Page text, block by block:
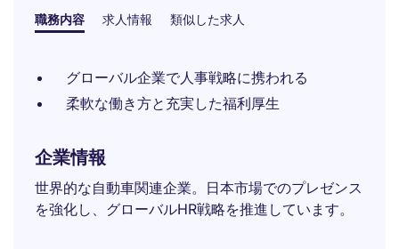
職務内容 求人情報 類似した求人
グローバル企業で人事戦略に携われる
柔軟な働き方と充実した福利厚生
企業情報
世界的な自動車関連企業。日本市場でのプレゼンス
を強化し、グローバルHR戦略を推進しています。